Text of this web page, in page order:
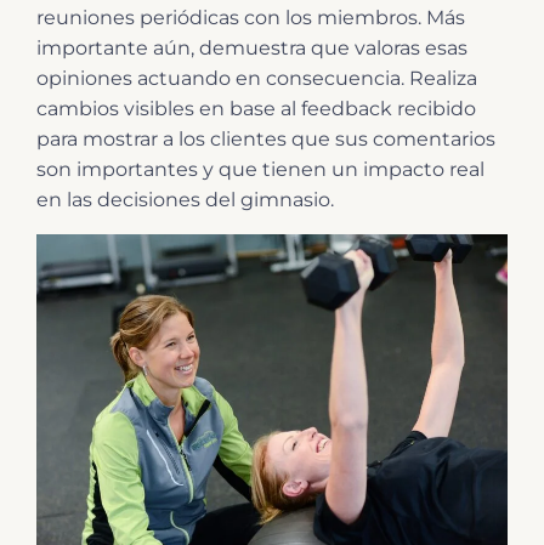
reuniones periódicas con los miembros. Más
importante aún, demuestra que valoras esas
opiniones actuando en consecuencia. Realiza
cambios visibles en base al feedback recibido
para mostrar a los clientes que sus comentarios
son importantes y que tienen un impacto real
en las decisiones del gimnasio.